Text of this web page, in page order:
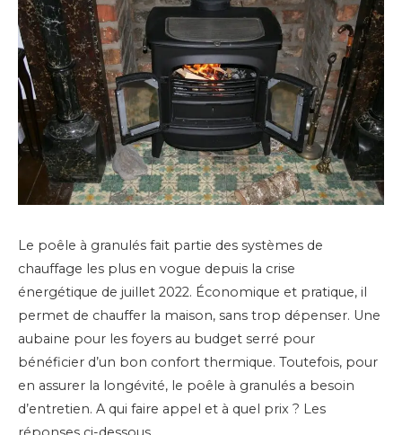
Le poêle à granulés fait partie des systèmes de
chauffage les plus en vogue depuis la crise
énergétique de juillet 2022. Économique et pratique, il
permet de chauffer la maison, sans trop dépenser. Une
aubaine pour les foyers au budget serré pour
bénéficier d’un bon confort thermique. Toutefois, pour
en assurer la longévité, le poêle à granulés a besoin
d’entretien. A qui faire appel et à quel prix ? Les